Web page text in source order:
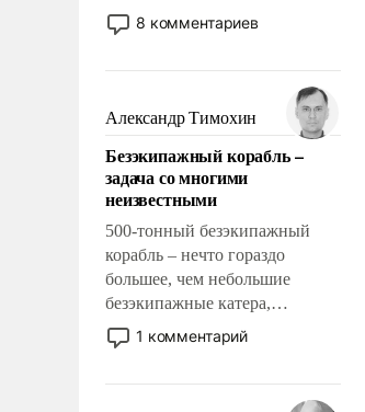
постепенно вытесняя и
отменяя традиционное
мужественным и твердым под
ударами судьбы, брать на себя
ответственность, помогать
слабым, идти вперед и
адаптироваться.
8 комментариев
Александр Тимохин
Безэкипажный корабль –
задача со многими
неизвестными
500-тонный безэкипажный
корабль – нечто гораздо
большее, чем небольшие
безэкипажные катера,
применение которых уже
стало обыденностью. Задача по
сложна и амбициозна. Однако
1 комментарий